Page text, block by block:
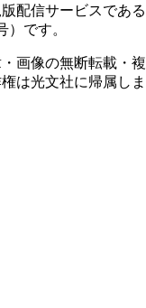
配信サービスである
）です。
画像の無断転載・複
は光文社に帰属しま